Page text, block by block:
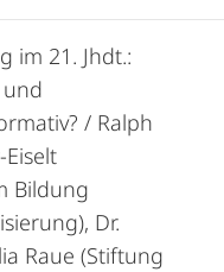
im 21. Jhdt.:
/ Ralph
Bildung
Dr.
Raue (Stiftung